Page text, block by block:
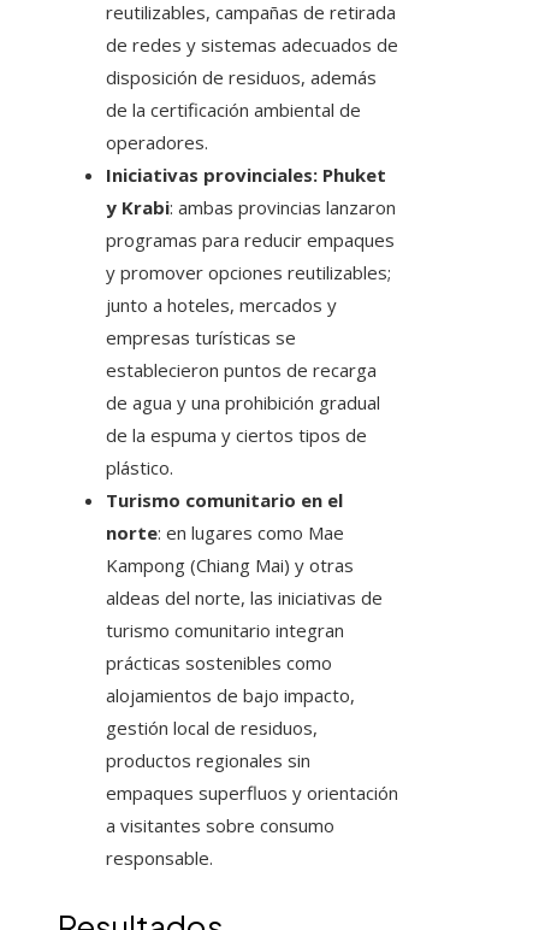
reutilizables, campañas de retirada
de redes y sistemas adecuados de
disposición de residuos, además
de la certificación ambiental de
operadores.
Iniciativas provinciales: Phuket
y Krabi: ambas provincias lanzaron
programas para reducir empaques
y promover opciones reutilizables;
junto a hoteles, mercados y
empresas turísticas se
establecieron puntos de recarga
de agua y una prohibición gradual
de la espuma y ciertos tipos de
plástico.
Turismo comunitario en el
norte: en lugares como Mae
Kampong (Chiang Mai) y otras
aldeas del norte, las iniciativas de
turismo comunitario integran
prácticas sostenibles como
alojamientos de bajo impacto,
gestión local de residuos,
productos regionales sin
empaques superfluos y orientación
a visitantes sobre consumo
responsable.